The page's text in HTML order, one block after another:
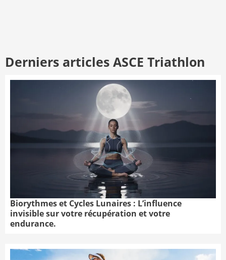
Derniers articles ASCE Triathlon
Biorythmes et Cycles Lunaires : L’influence
invisible sur votre récupération et votre
endurance.